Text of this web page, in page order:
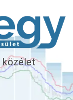
közélet